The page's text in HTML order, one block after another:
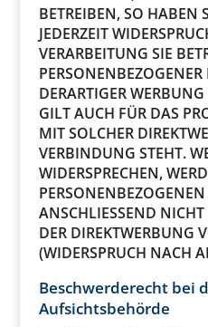
BETREIBEN, SO HABEN
JEDERZEIT
VERARBEITUNG SIE
DERARTIGER
GILT AUCH FÜR DAS
MIT SOLCHER
VERBINDUNG STEHT.
WIDERSPRECHEN,
ANSCHLIESSEND
DER DIREKTWERBUNG
(WIDERSPRUCH NACH
Beschwerde­recht bei
Aufsichts­behörde